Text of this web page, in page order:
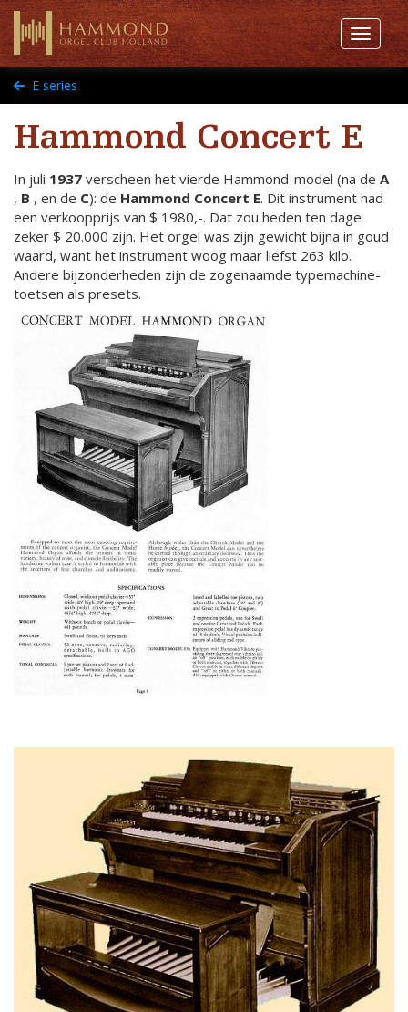
Toggle
E series
Hammond Concert E
In juli 1937 verscheen het vierde Hammond-model (na de A
, B , en de C): de Hammond Concert E. Dit instrument had
een verkoopprijs van $ 1980,-. Dat zou heden ten dage
zeker $ 20.000 zijn. Het orgel was zijn gewicht bijna in goud
waard, want het instrument woog maar liefst 263 kilo.
Andere bijzonderheden zijn de zogenaamde typemachine-
toetsen als presets.